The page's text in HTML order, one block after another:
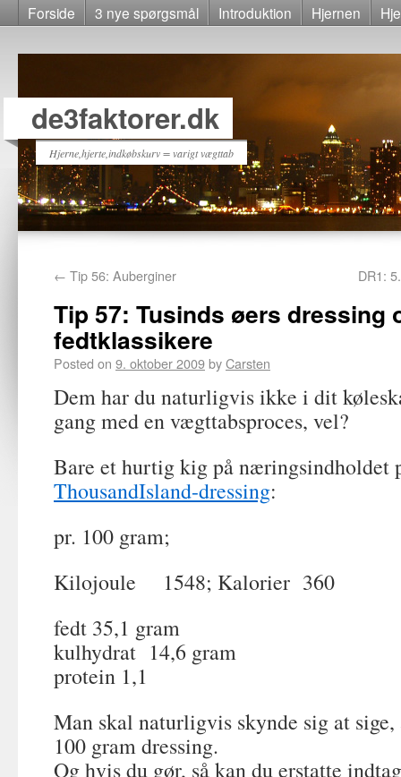
Forside 3 nye spørgsmål Introduktion Hjernen
de3faktorer.dk
Hjerne,hjerte,indkøbskurv = varigt vægttab
← Tip 56: Auberginer DR1:
Tip 57: Tusinds øers dressing
fedtklassikere
Posted on 9. oktober 2009byCarsten
Dem har du naturligvis ikke i dit
gang med en vægttabsproces, vel?
Bare et hurtig kig på næringsindholdet
ThousandIsland-dressing:
pr. 100 gram;
Kilojoule 1548; Kalorier 360
fedt 35,1 gram
kulhydrat 14,6 gram
protein 1,1
Man skal naturligvis skynde sig at
100 gram dressing.
Og hvis du gør, så kan du erstatte